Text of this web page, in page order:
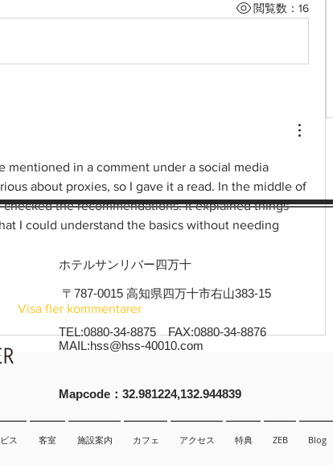
閲覧数：16
mentioned in a comment under a social media
about proxies, so I gave it a read. In the middle of
the recommendations. It explained things
I could understand the basics without needing
Visa fler kommentarer
ホテルサンリバー四万十
〒787-0015 高知県四万十市右山383-15
TEL:0880-34-8875 FAX:0880-34-8876
MAIL:hss@hss-40010.com
​Mapcode：32.981224,132.944839
ス 客室 施設案内 カフェ アクセス 特典 ZEB Blog